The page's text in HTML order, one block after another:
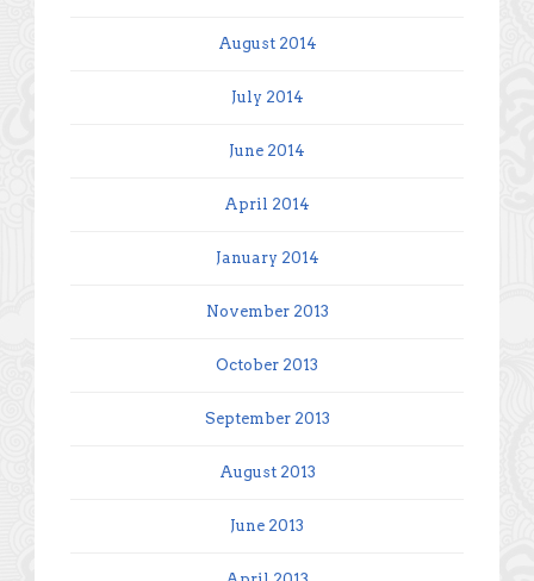
August 2014
July 2014
June 2014
April 2014
January 2014
November 2013
October 2013
September 2013
August 2013
June 2013